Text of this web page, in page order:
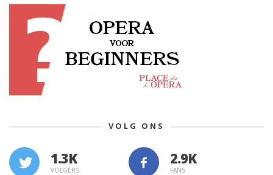
VOLG ONS
1.3K
VOLGERS FANS